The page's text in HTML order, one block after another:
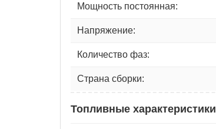
Мощность постоянная:
Напряжение:
Количество фаз:
Страна сборки:
Топливные характеристики